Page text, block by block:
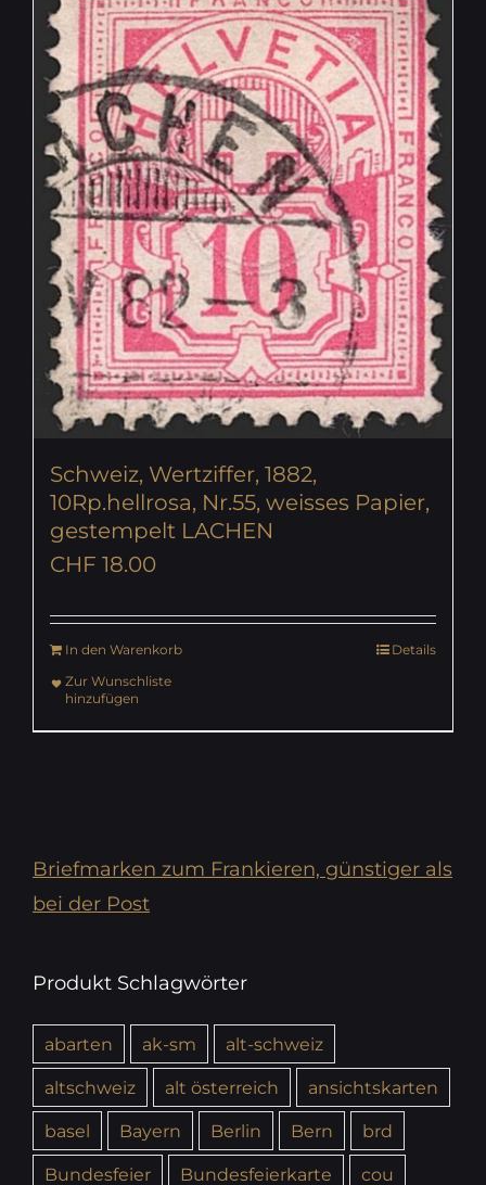
Schweiz, Wertziffer, 1882,
10Rp.hellrosa, Nr.55, weisses Papier,
gestempelt LACHEN
CHF 18.00
In den Warenkorb
Details
Zur Wunschliste
hinzufügen
Briefmarken zum Frankieren, günstiger als
bei der Post
Produkt Schlagwörter
abarten ak-sm
alt-schweiz
altschweiz
alt österreich
ansichtskarten
basel
Bayern Berlin Bern
brd
Bundesfeier
Bundesfeierkarte cou